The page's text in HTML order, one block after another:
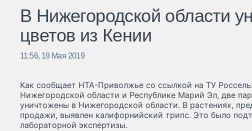
В Нижегородской области
цветов из Кении
11:56, 19 Мая 2019
Как сообщает НТА-Приволжье со ссылкой на ТУ
Нижегородской области и Республике Марий Эл, две
уничтожены в Нижегородской области. В растениях,
продажи, выявлен калифорнийский трипс. Это было
лабораторной экспертизы.